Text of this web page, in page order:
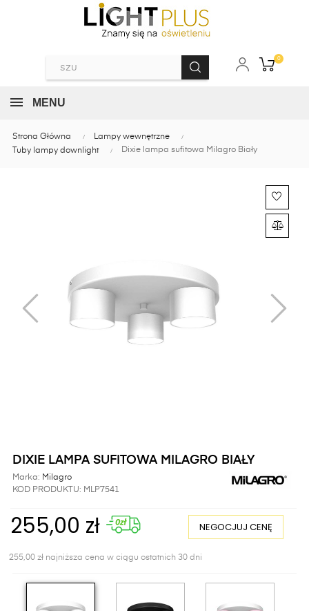
0
MENU
Strona Główna
Lampy wewnętrzne
Tuby lampy downlight
Dixie lampa sufitowa Milagro Biały
DIXIE LAMPA SUFITOWA MILAGRO BIAŁY
Marka: Milagro
KOD PRODUKTU: MLP7541
255,00 zł NEGOCJUJ CENĘ
255,00 zł najniższa cena w ciągu ostatnich 30 dni